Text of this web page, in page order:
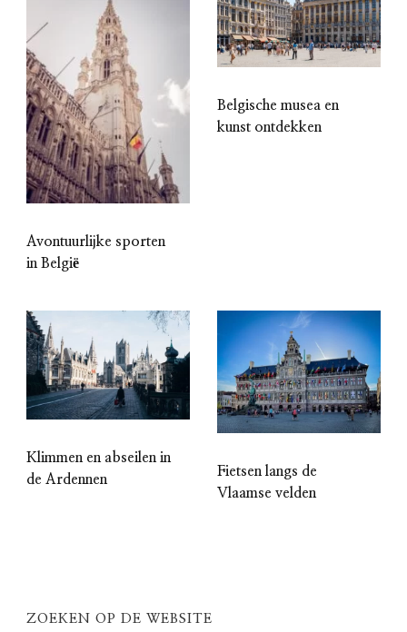
Avontuurlijke sporten
in België
Belgische musea en
kunst ontdekken
Klimmen en abseilen in
de Ardennen
Fietsen langs de
Vlaamse velden
ZOEKEN OP DE WEBSITE